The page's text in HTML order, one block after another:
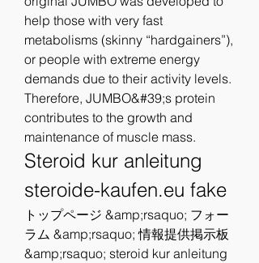
help those with very fast
metabolisms (skinny “hardgainers”),
or people with extreme energy
demands due to their activity levels.
Therefore, JUMBO&#39;s protein
contributes to the growth and
maintenance of muscle mass.
Steroid kur anleitung
steroide-kaufen.eu fake
トップページ &amp;rsaquo; フォー
ラム &amp;rsaquo; 情報提供掲示板
&amp;rsaquo; steroid kur anleitung